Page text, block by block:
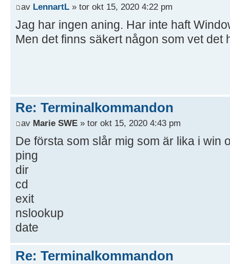
av LennartL » tor okt 15, 2020 4:22 pm
Jag har ingen aning. Har inte haft
Men det finns säkert någon som vet det
Re: Terminalkommandon
av Marie SWE » tor okt 15, 2020 4:43 pm
De första som slår mig som är lika i win
ping
dir
cd
exit
nslookup
date
Re: Terminalkommandon